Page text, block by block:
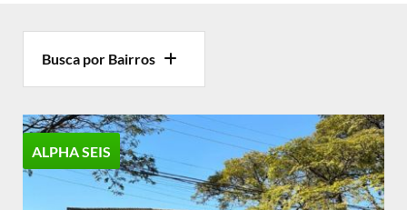
Busca por Bairros
ALPHA SEIS